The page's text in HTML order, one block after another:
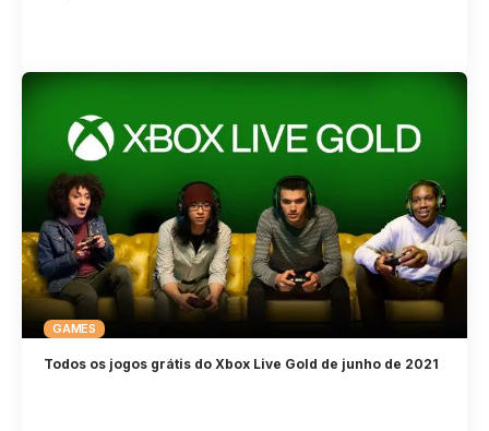
GAMES
Todos os jogos grátis do Xbox Live Gold de junho de 2021